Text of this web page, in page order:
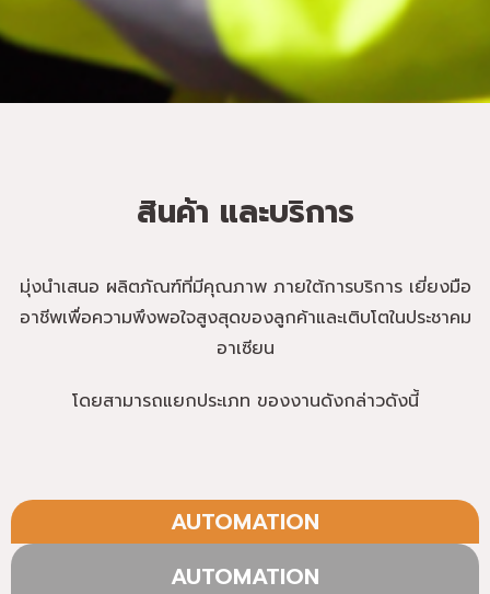
สินค้า และบริการ
มุ่งนำเสนอ ผลิตภัณฑ์ที่มีคุณภาพ ภายใต้การบริการ เยี่ยงมือ
อาชีพเพื่อความพึงพอใจสูงสุดของลูกค้าและเติบโตในประชาคม
อาเซียน
โดยสามารถแยกประเภท ของงานดังกล่าวดังนี้
AUTOMATION
AUTOMATION